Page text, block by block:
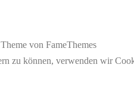
Theme von FameThemes
zu können, verwenden wir